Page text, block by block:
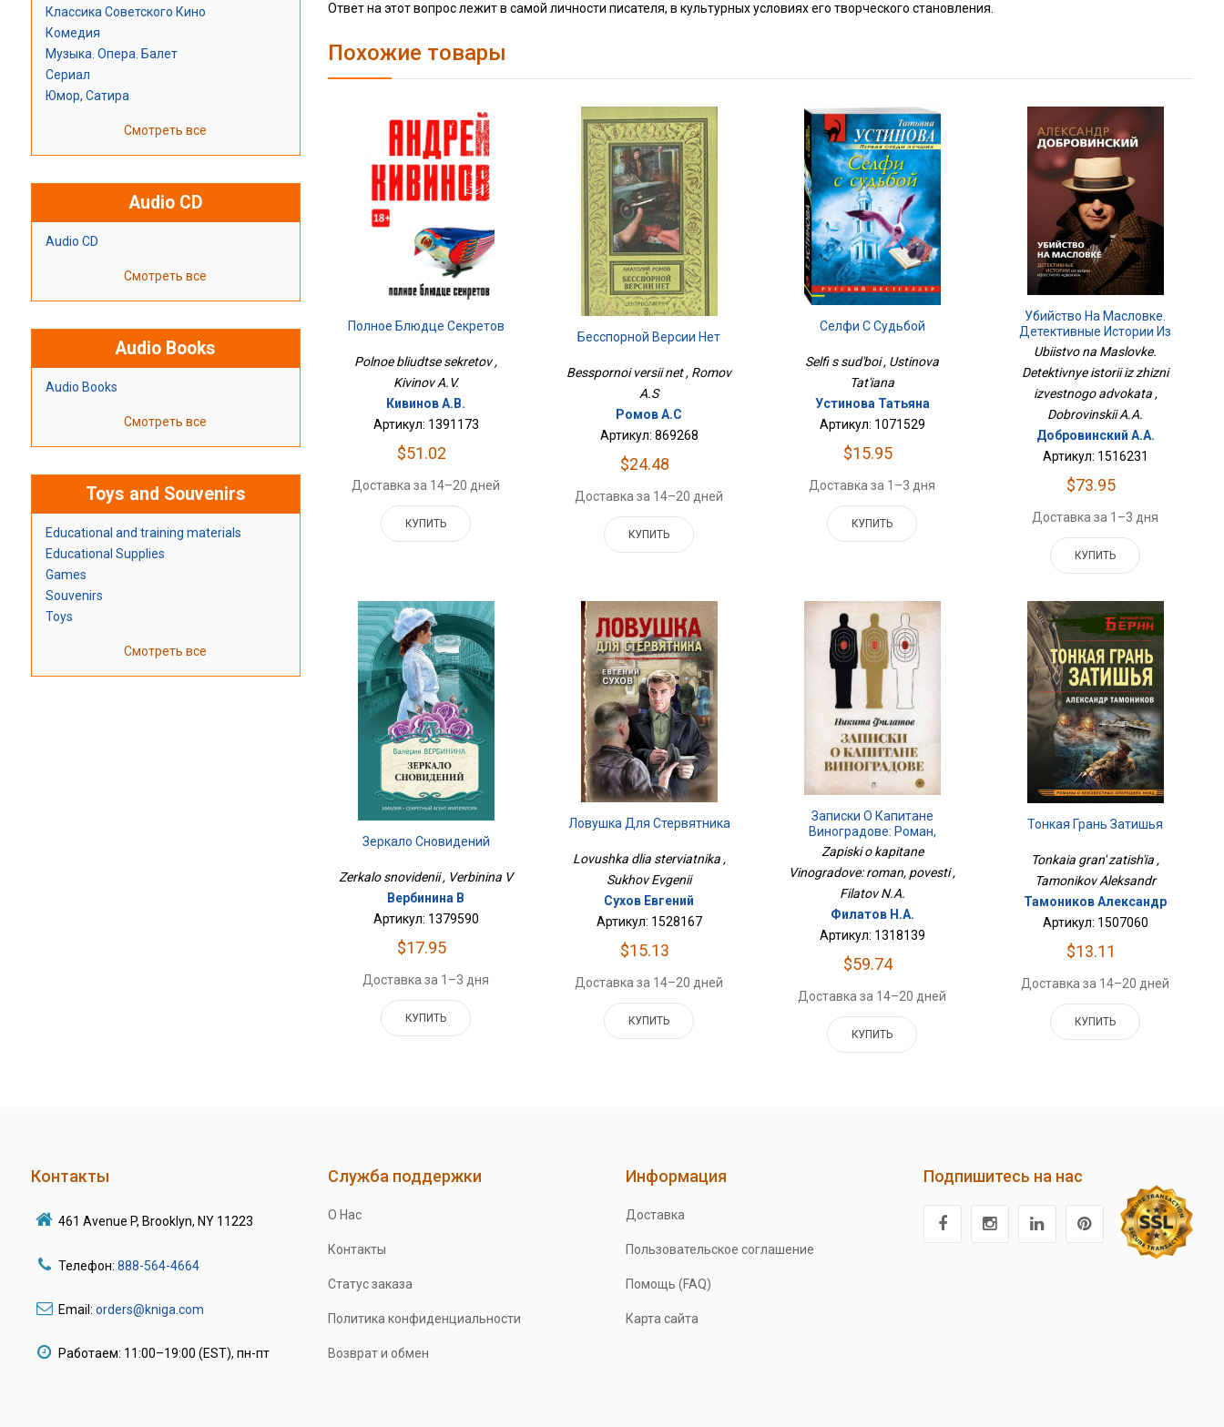
Классика Советского Кино
Комедия
Музыка. Опера. Балет
Сериал
Юмор, Сатира
Смотреть все
Audio CD
Audio CD
Смотреть все
Audio Books
Audio Books
Смотреть все
Toys and Souvenirs
Educational and training materials
Educational Supplies
Games
Souvenirs
Toys
Смотреть все
Ответ на этот вопрос лежит в самой личности писателя, в культурных условиях его творческого становления.
Похожие товары
Полное Блюдце Секретов
Polnoe bliudtse sekretov ,
Kivinov A.V.
Кивинов А.В.
Артикул: 1391173
$51.02
Доставка за 14–20 дней
КУПИТЬ
Бесспорной Версии Нет
Besspornoi versii net , Romov
A.S
Ромов А.С
Артикул: 869268
$24.48
Доставка за 14–20 дней
КУПИТЬ
Селфи С Судьбой
Selfi s sud'boi , Ustinova
Tat'iana
Устинова Татьяна
Артикул: 1071529
$15.95
Доставка за 1–3 дня
КУПИТЬ
Убийство На Масловке.
Детективные Истории Из
Жизни Известного Адвоката
Ubiistvo na Maslovke.
Detektivnye istorii iz zhizni
izvestnogo advokata ,
Dobrovinskii A.A.
Добровинский А.А.
Артикул: 1516231
$73.95
Доставка за 1–3 дня
КУПИТЬ
Зеркало Сновидений
Zerkalo snovidenii , Verbinina V
Вербинина В
Артикул: 1379590
$17.95
Доставка за 1–3 дня
КУПИТЬ
Ловушка Для Стервятника
Lovushka dlia sterviatnika ,
Sukhov Evgenii
Сухов Евгений
Артикул: 1528167
$15.13
Доставка за 14–20 дней
КУПИТЬ
Записки О Капитане
Виноградове: Роман,
Повести
Zapiski o kapitane
Vinogradove: roman, povesti ,
Filatov N.A.
Филатов Н.А.
Артикул: 1318139
$59.74
Доставка за 14–20 дней
КУПИТЬ
Тонкая Грань Затишья
Tonkaia gran' zatish'ia ,
Tamonikov Aleksandr
Тамоников Александр
Артикул: 1507060
$13.11
Доставка за 14–20 дней
КУПИТЬ
Контакты
461 Avenue P, Brooklyn, NY 11223
Телефон: 888-564-4664
Email: orders@kniga.com
Работаем: 11:00–19:00 (EST), пн-пт
Служба поддержки
О Нас
Контакты
Статус заказа
Политика конфиденциальности
Возврат и обмен
Информация
Доставка
Пользовательское соглашение
Помощь (FAQ)
Карта сайта
Подпишитесь на нас